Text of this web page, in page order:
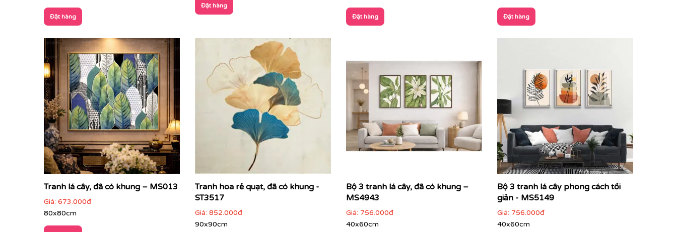
Đặt hàng
Đặt hàng
Đặt hàng Đặt hàng
Tranh lá cây, đã có khung – MS013
Giá: 673.000đ
80x80cm
Tranh hoa rẻ quạt, đã có khung -
ST3517
Giá: 852.000đ
90x90cm
Bộ 3 tranh lá cây, đã có khung –
MS4943
Giá: 756.000đ
40x60cm
Bộ 3 tranh lá cây phong cách tối
giản - MS5149
Giá: 756.000đ
40x60cm